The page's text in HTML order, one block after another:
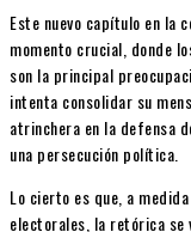
Este nuevo capítulo en la
momento crucial, donde
son la principal
intenta consolidar su
atrinchera en la defensa
una persecución política.
Lo cierto es que, a
electorales, la retórica se